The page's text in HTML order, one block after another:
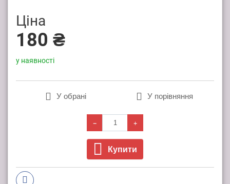
Ціна
180 ₴
у наявності
У обрані У порівняння
Купити